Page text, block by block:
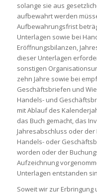
solange sie aus
aufbewahrt werden
Aufbewahrungsfrist
Unterlagen sowie bei
Eröffnungsbilanzen,
dieser Unterlagen
sonstigen
zehn Jahre sowie bei
Geschäftsbriefen und
Handels- und
mit Ablauf des
das Buch gemacht, das
Jahresabschluss oder
Handels- oder
worden oder der
Aufzeichnung
Unterlagen entstanden
Soweit wir zur